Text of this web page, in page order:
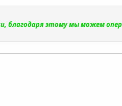
благодаря этому мы можем